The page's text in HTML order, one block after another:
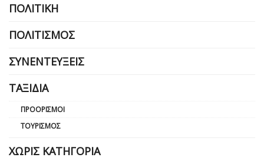
ΠΟΛΙΤΙΚΉ
ΠΟΛΙΤΙΣΜΌΣ
ΣΥΝΕΝΤΕΎΞΕΙΣ
ΤΑΞΊΔΙΑ
ΠΡΟΟΡΙΣΜΟΊ
ΤΟΥΡΙΣΜΌΣ
ΧΩΡΊΣ ΚΑΤΗΓΟΡΊΑ